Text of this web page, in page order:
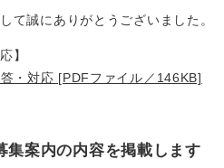
て誠にありがとうございました。
】
・対応 [PDFファイル／146KB]
集案内の内容を掲載します